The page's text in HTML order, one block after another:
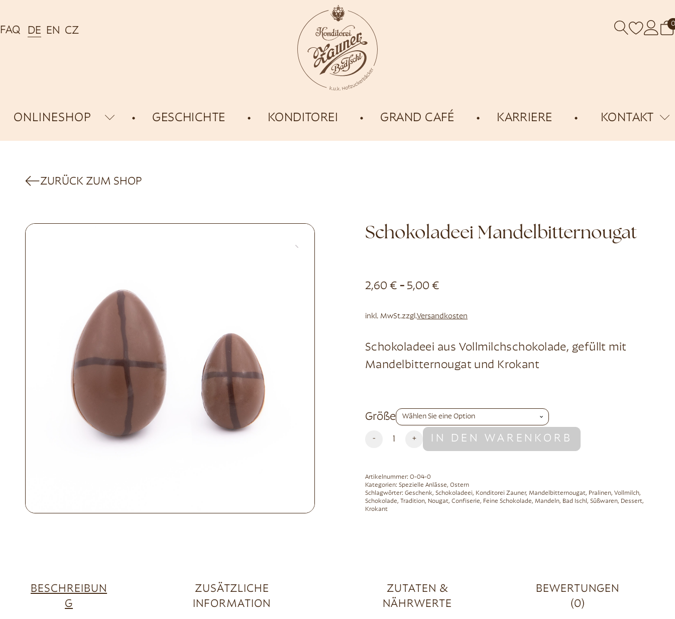
FAQ DE EN CZ
0
ONLINESHOP GESCHICHTE KONDITOREI GRAND CAFÉ KARRIERE KONTAKT
ZURÜCK ZUM SHOP
Schokoladeei Mandelbitternougat
2,60 € - 5,00 €
inkl. MwSt.zzgl.Versandkosten
Schokoladeei aus Vollmilchschokolade, gefüllt mit
Mandelbitternougat und Krokant
Größe
- + IN DEN WARENKORB
Alternative:
Artikelnummer: O-04-0
Kategorien: Spezielle Anlässe, Ostern
Schlagwörter: Geschenk, Schokoladeei, Konditorei Zauner, Mandelbitternougat, Pralinen, Vollmilch,
Schokolade, Tradition, Nougat, Confiserie, Feine Schokolade, Mandeln, Bad Ischl , Süßwaren, Dessert,
Krokant
BESCHREIBUN
G
ZUSÄTZLICHE
INFORMATION
ZUTATEN &
NÄHRWERTE
BEWERTUNGEN
(0)